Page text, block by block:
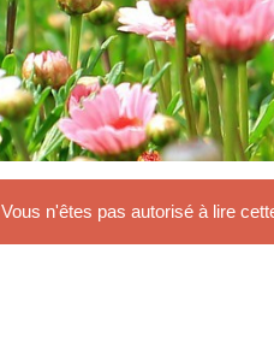
Vous n'êtes pas autorisé à lire